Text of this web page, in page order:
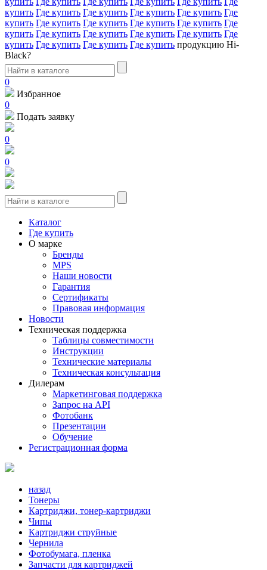
купить Где купить Где купить Где купить Где купить Где
купить Где купить Где купить Где купить Где купить Где
купить Где купить Где купить Где купить Где купить Где
купить Где купить Где купить Где купить продукцию Hi-
Black?
0
Избранное
0
Подать заявку
0
0
Каталог
Где купить
О марке
Бренды
MPS
Наши новости
Гарантия
Сертификаты
Правовая информация
Новости
Техническая поддержка
Таблицы совместимости
Инструкции
Технические материалы
Техническая консультация
Дилерам
Маркетинговая поддержка
Запрос на API
Фотобанк
Презентации
Обучение
Регистрационная форма
назад
Тонеры
Картриджи, тонер-картриджи
Чипы
Картриджи струйные
Чернила
Фотобумага, пленка
Запчасти для картриджей